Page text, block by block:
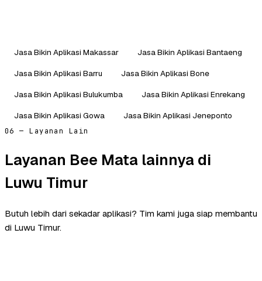
Jasa Bikin Aplikasi Makassar
Jasa Bikin Aplikasi Bantaeng
Jasa Bikin Aplikasi Barru
Jasa Bikin Aplikasi Bone
Jasa Bikin Aplikasi Bulukumba
Jasa Bikin Aplikasi Enrekang
Jasa Bikin Aplikasi Gowa
Jasa Bikin Aplikasi Jeneponto
06 — Layanan Lain
Layanan Bee Mata lainnya di
Luwu Timur
Butuh lebih dari sekadar aplikasi? Tim kami juga siap membantu
di Luwu Timur.